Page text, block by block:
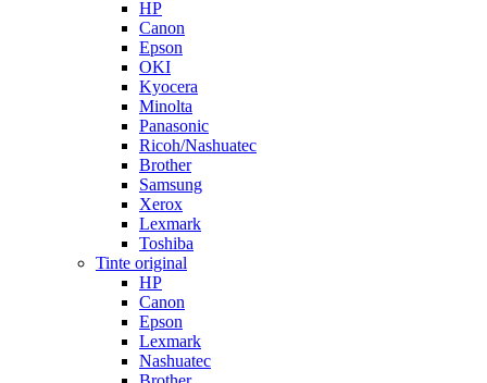
HP
Canon
Epson
OKI
Kyocera
Minolta
Panasonic
Ricoh/Nashuatec
Brother
Samsung
Xerox
Lexmark
Toshiba
Tinte original
HP
Canon
Epson
Lexmark
Nashuatec